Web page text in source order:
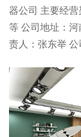
器公司 主要经
等 公司地址：
责人：张东举